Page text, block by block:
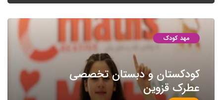
مهد کودک
کودکستان و دبستان تخصصی
عطرک قزوین